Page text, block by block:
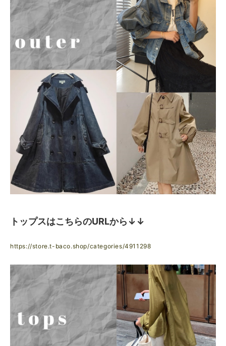
トップスはこちらのURLから↓↓
https://store.t-baco.shop/categories/4911298